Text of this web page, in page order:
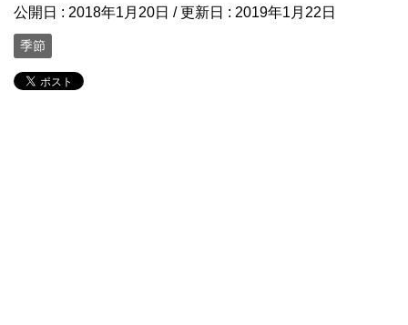
公開日 : 2018年1月20日 / 更新日 : 2019年1月22日
季節